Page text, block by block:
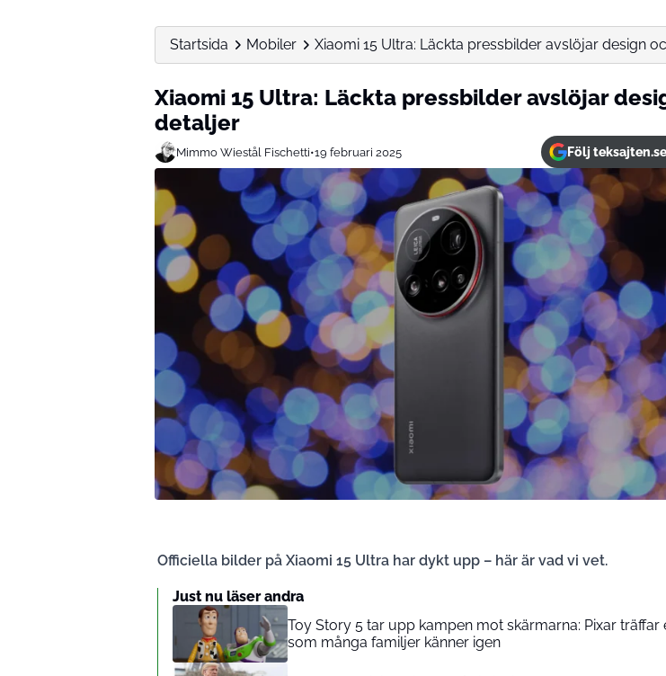
Startsida Mobiler Xiaomi 15 Ultra: Läckta pressbilder avslöjar design
Xiaomi 15 Ultra: Läckta pressbilder avslöjar
detaljer
Mimmo Wiestål Fischetti•19 februari 2025 Följ
Officiella bilder på Xiaomi 15 Ultra har dykt upp – här är vad vi vet.
Just nu läser andra
Toy Story 5 tar upp kampen mot skärmarna: Pixar träffar
som många familjer känner igen